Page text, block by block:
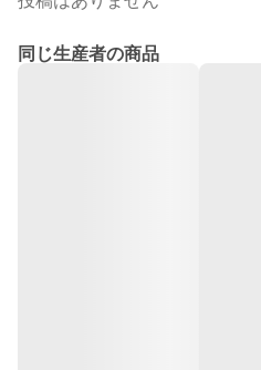
同じ生産者の商品